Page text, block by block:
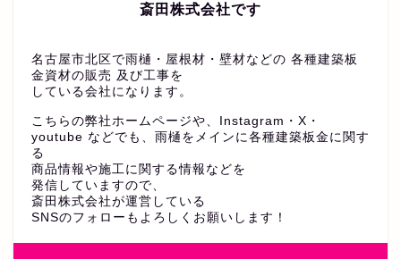
斎田株式会社です
名古屋市北区で雨樋・屋根材・壁材などの 各種建築板
金資材の販売 及び工事を
している会社になります。
こちらの弊社ホームページや、Instagram・X・
youtube などでも、雨樋をメインに各種建築板金に関す
る
商品情報や施工に関する情報などを
発信していますので、
斎田株式会社が運営している
SNSのフォローもよろしくお願いします！